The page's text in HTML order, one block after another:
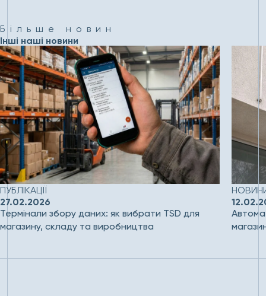
Більше новин
Інші наші новини
ПУБЛІКАЦІЇ
27.02.2026
Термінали збору даних: як вибрати TSD для
магазину, складу та виробництва